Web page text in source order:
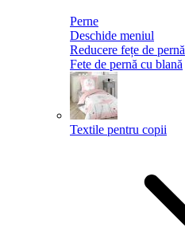
Perne
Deschide meniul
Reducere fețe de pernă
Fete de pernă cu blană
Textile pentru copii